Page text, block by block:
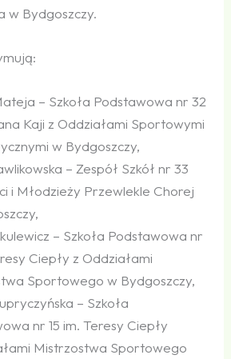
w Bydgoszczy.
– Szkoła Podstawowa nr 32
Kaji z Oddziałami Sportowymi
w Bydgoszczy,
– Zespół Szkół nr 33
i Młodzieży Przewlekle Chorej
– Szkoła Podstawowa nr
Ciepły z Oddziałami
Sportowego w Bydgoszczy,
– Szkoła
nr 15 im. Teresy Ciepły
Mistrzostwa Sportowego